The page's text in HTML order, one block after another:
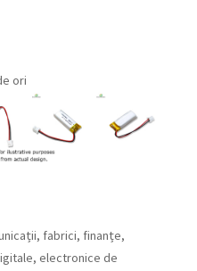
ori
fabrici, finanțe,
electronice de